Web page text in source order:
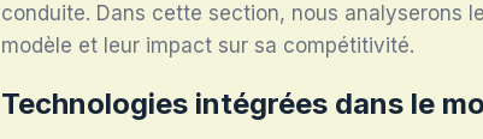
conduite. Dans cette section, nous analyserons
modèle et leur impact sur sa compétitivité.
Technologies intégrées dans le